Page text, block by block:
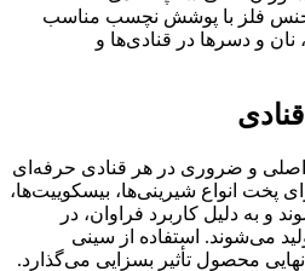
اصلی و ضروری در هر قنادی حرفه‌ای
پخت انواع شیرینی‌ها، بیسکوییت‌ها،
و به دلیل کاربرد فراوان، در
می‌شوند. استفاده از سینی
محصول تأثیر بسزایی می‌گذارد.